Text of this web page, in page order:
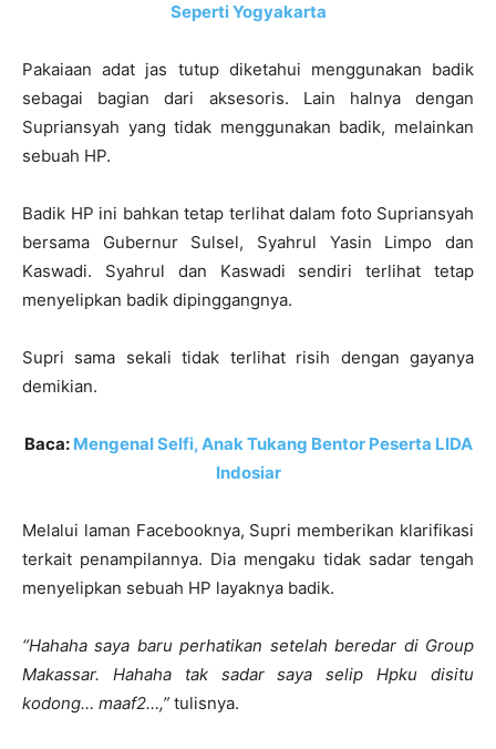
Seperti Yogyakarta
Pakaiaan adat jas tutup diketahui menggunakan badik
sebagai bagian dari aksesoris. Lain halnya dengan
Supriansyah yang tidak menggunakan badik, melainkan
sebuah HP.
Badik HP ini bahkan tetap terlihat dalam foto Supriansyah
bersama Gubernur Sulsel, Syahrul Yasin Limpo dan
Kaswadi. Syahrul dan Kaswadi sendiri terlihat tetap
menyelipkan badik dipinggangnya.
Supri sama sekali tidak terlihat risih dengan gayanya
demikian.
Baca: Mengenal Selfi, Anak Tukang Bentor Peserta LIDA
Indosiar
Melalui laman Facebooknya, Supri memberikan klarifikasi
terkait penampilannya. Dia mengaku tidak sadar tengah
menyelipkan sebuah HP layaknya badik.
“Hahaha saya baru perhatikan setelah beredar di Group
Makassar. Hahaha tak sadar saya selip Hpku disitu
kodong… maaf2…,” tulisnya.